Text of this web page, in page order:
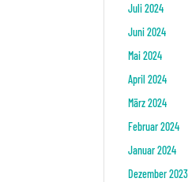
Juli 2024
Juni 2024
Mai 2024
April 2024
März 2024
Februar 2024
Januar 2024
Dezember 2023